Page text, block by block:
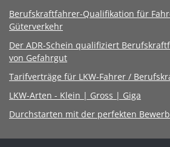
Berufskraftfahrer-Qualifikation für
Güterverkehr
Der ADR-Schein qualifiziert
von Gefahrgut
Tarifverträge für LKW-Fahrer /
LKW-Arten - Klein | Gross | Giga
Durchstarten mit der perfekten